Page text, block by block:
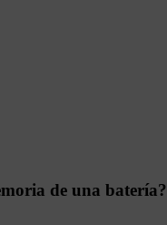
de una batería?